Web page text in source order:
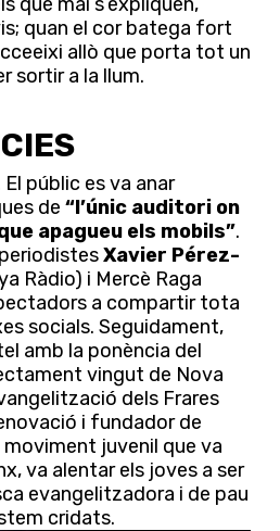
quan el cor batega fort
allò que porta tot un
sortir a la llum.
públic es va anar
de “l’únic auditori on
apagueu els mobils”.
Xavier Pérez-
Ràdio) i Mercè Raga
a compartir tota
socials. Seguidament,
amb la ponència del
vingut de Nova
dels Frares
i fundador de
juvenil que va
va alentar els joves a ser
evangelitzadora i de pau
cridats.